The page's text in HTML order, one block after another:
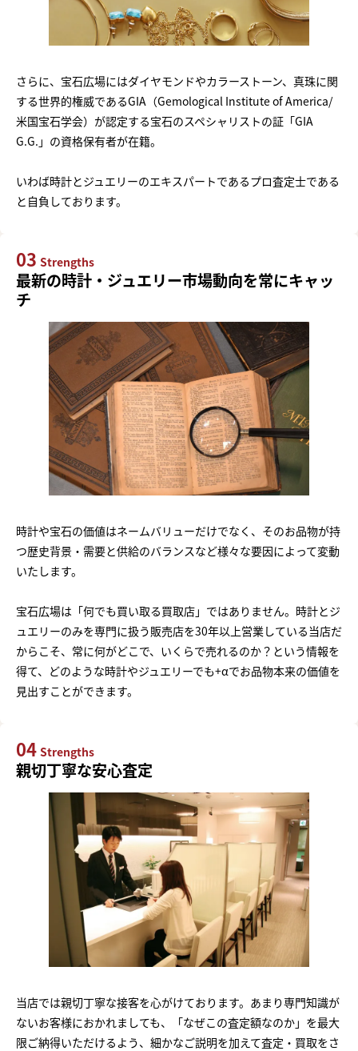
さらに、宝石広場にはダイヤモンドやカラーストーン、真珠に関
する世界的権威であるGIA（Gemological Institute of America/
米国宝石学会）が認定する宝石のスペシャリストの証「GIA
G.G.」の資格保有者が在籍。
いわば時計とジュエリーのエキスパートであるプロ査定士である
と自負しております。
03 Strengths
最新の時計・ジュエリー市場動向を常にキャッ
チ
時計や宝石の価値はネームバリューだけでなく、そのお品物が持
つ歴史背景・需要と供給のバランスなど様々な要因によって変動
いたします。
宝石広場は「何でも買い取る買取店」ではありません。時計とジ
ュエリーのみを専門に扱う販売店を30年以上営業している当店だ
からこそ、常に何がどこで、いくらで売れるのか？という情報を
得て、どのような時計やジュエリーでも+αでお品物本来の価値を
見出すことができます。
04 Strengths
親切丁寧な安心査定
当店では親切丁寧な接客を心がけております。あまり専門知識が
ないお客様におかれましても、「なぜこの査定額なのか」を最大
限ご納得いただけるよう、細かなご説明を加えて査定・買取をさ